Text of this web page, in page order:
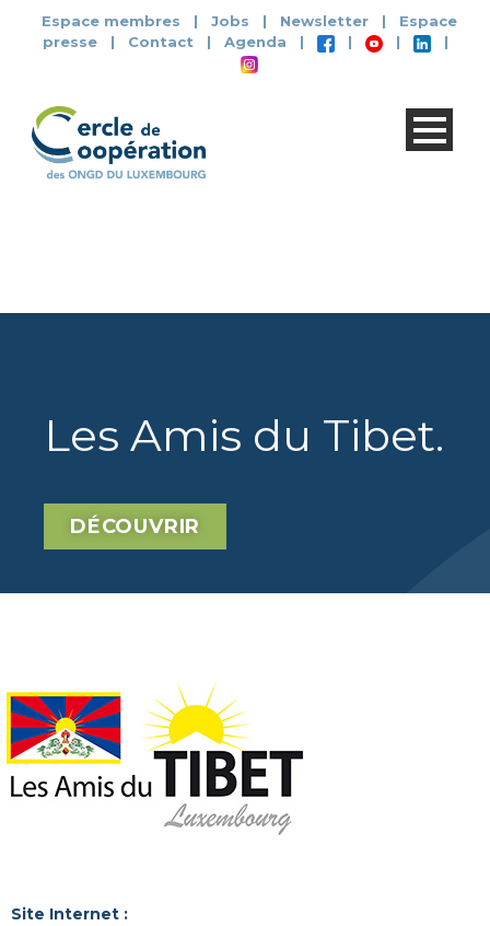
Espace membres | Jobs | Newsletter |
Espace
presse
| Contact | Agenda | | | |
Les Amis du Tibet.
DÉCOUVRIR
Site Internet :